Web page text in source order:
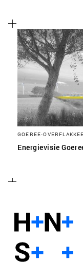
GOEREE-OVERFLAKKEE
Energievisie